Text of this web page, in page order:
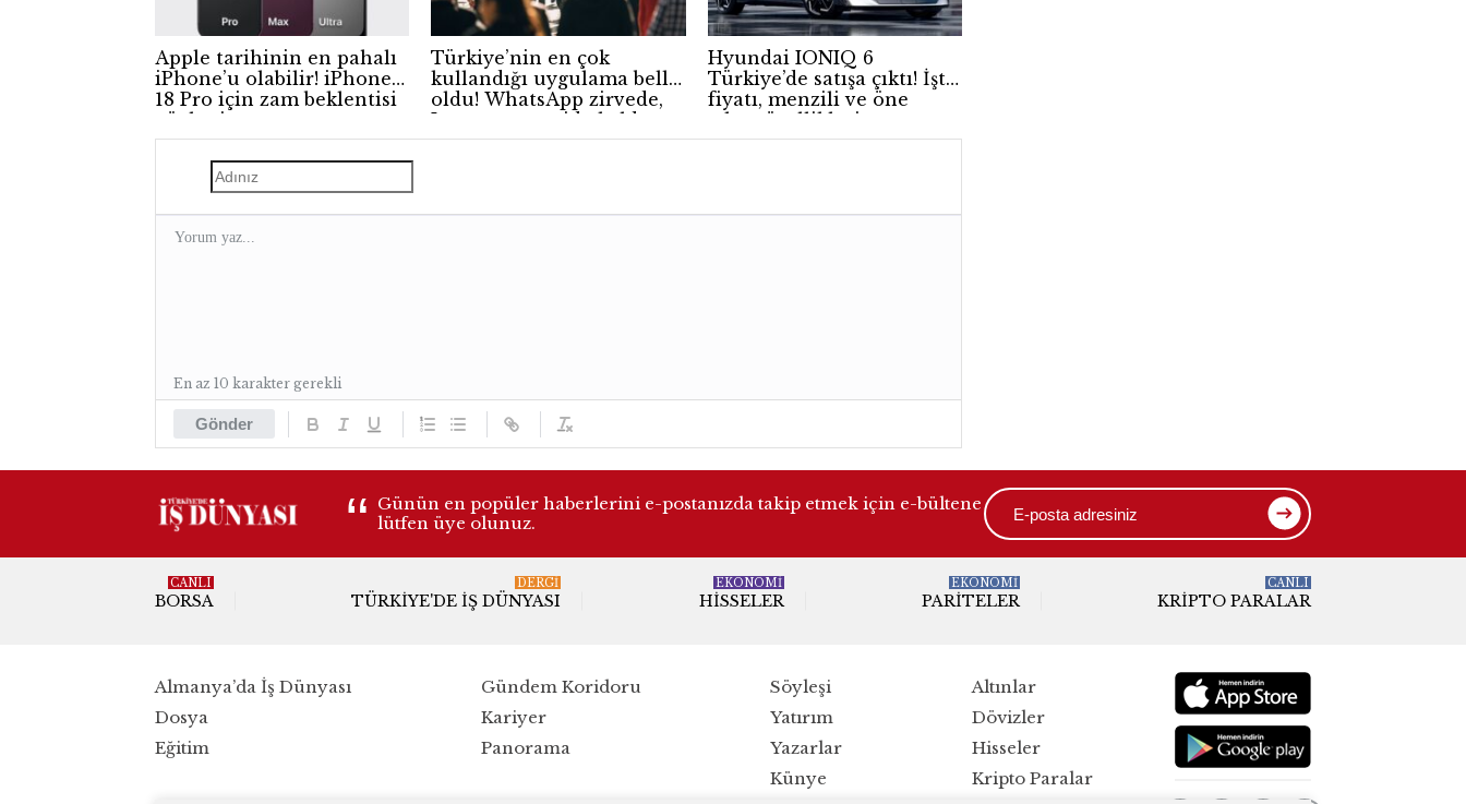
Apple tarihinin en pahalı
iPhone’u olabilir! iPhone
18 Pro için zam beklentisi
güçleniyor
Türkiye’nin en çok
kullandığı uygulama belli
oldu! WhatsApp zirvede,
Instagram geride kaldı
Hyundai IONIQ 6
Türkiye’de satışa çıktı! İşte
fiyatı, menzili ve öne
çıkan özellikleri
Gönder
En az 10 karakter gerekli
Günün en popüler haberlerini e-postanızda takip etmek için e-bültene
lütfen üye olunuz.
BORSA
CANLI
TÜRKIYE'DE İŞ DÜNYASI
DERGI
HISSELER
EKONOMİ
PARITELER
EKONOMİ
KRIPTO PARALAR
CANLI
Almanya’da İş Dünyası
Dosya
Eğitim
Gündem Koridoru
Kariyer
Panorama
Söyleşi
Yatırım
Yazarlar
Künye
Altınlar
Dövizler
Hisseler
Kripto Paralar